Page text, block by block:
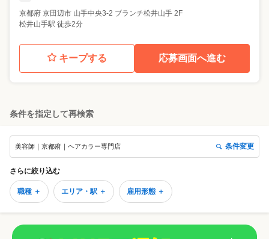
京都府 京田辺市 山手中央3-2 ブランチ松井山手 2F
松井山手駅 徒歩2分
キープする 応募画面へ進む
条件を指定して再検索
美容師｜京都府｜ヘアカラー専門店 条件変更
さらに絞り込む
職種 ＋ エリア・駅 ＋ 雇用形態 ＋